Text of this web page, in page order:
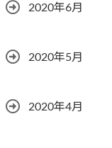
2020年6月
2020年5月
2020年4月